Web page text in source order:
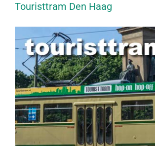
Touristtram Den Haag